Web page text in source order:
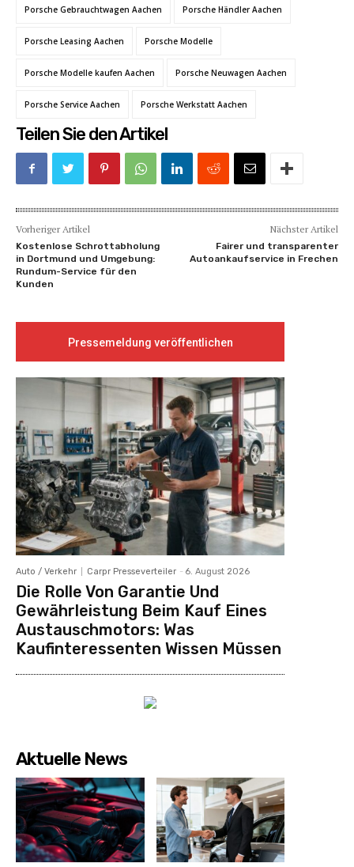
Porsche Gebrauchtwagen Aachen Porsche Händler Aachen
Porsche Leasing Aachen Porsche Modelle
Porsche Modelle kaufen Aachen Porsche Neuwagen Aachen
Porsche Service Aachen Porsche Werkstatt Aachen
Teilen Sie den Artikel
Vorheriger Artikel
Kostenlose Schrottabholung
in Dortmund und Umgebung:
Rundum-Service für den
Kunden
Nächster Artikel
Fairer und transparenter
Autoankaufservice in Frechen
Pressemeldung veröffentlichen
Auto / Verkehr Carpr Presseverteiler - 6. August 2026
Die Rolle Von Garantie Und
Gewährleistung Beim Kauf Eines
Austauschmotors: Was
Kaufinteressenten Wissen Müssen
Aktuelle News